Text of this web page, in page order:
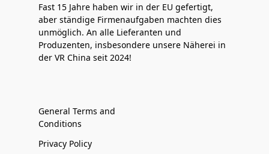
Fast 15 Jahre haben wir in der EU gefertigt,
aber ständige Firmenaufgaben machten dies
unmöglich. An alle Lieferanten und
Produzenten, insbesondere unsere Näherei in
der VR China seit 2024!
General Terms and
Conditions
Privacy Policy